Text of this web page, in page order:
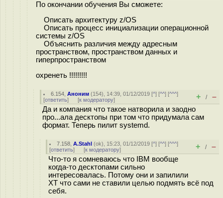
По окончании обучения Вы сможете:
Описать архитектуру z/OS
Описать процесс инициализации операционной
системы z/OS
Объяснить различия между адресным
пространством, пространством данных и
гиперпространством
охренеть !!!!!!!!!
6.154 ,Аноним (154), 14:39, 01/12/2019 [^] [^^] [^^^]
[ответить] [к модератору] + / –
Да и компания что такое натворила и заодно
про...ала десктопы при том что придумала сам
формат. Теперь пилит systemd.
7.158 ,A.Stahl (ok), 15:23, 01/12/2019 [^] [^^] [^^^]
[ответить] [к модератору] + / –
Что-то я сомневаюсь что IBM вообще
когда-то десктопами сильно
интересовалась. Потому они и запилили
ХТ что сами не ставили целью подмять всё под
себя.